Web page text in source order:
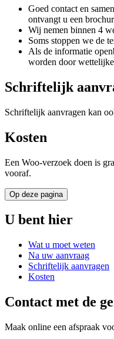
Goed contact en
ontvangt u een
Wij nemen binnen 4
Soms stoppen we de
Als de informatie
worden door
Schriftelijk
Schriftelijk aanvragen kan
Kosten
Een Woo-verzoek doen is
vooraf.
Op deze pagina
U bent hier
Wat u moet weten
Na uw aanvraag
Schriftelijk aanvragen
Kosten
Contact met de
Maak online een afspraak